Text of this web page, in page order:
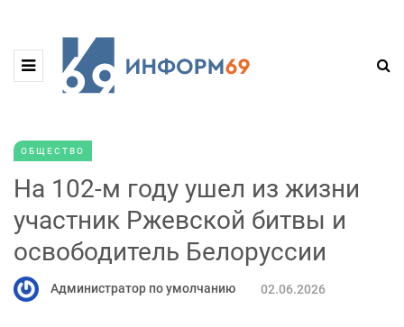
ОБЩЕСТВО
На 102-м году ушел из жизни
участник Ржевской битвы и
освободитель Белоруссии
Администратор по умолчанию 02.06.2026